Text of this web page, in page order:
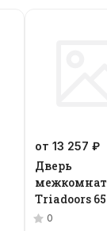
от 13 257 ₽
Дверь
Triadoors
Future
0